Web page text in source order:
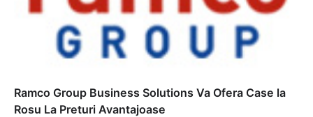
Ramco Group Business Solutions Va Ofera Case la
Rosu La Preturi Avantajoase